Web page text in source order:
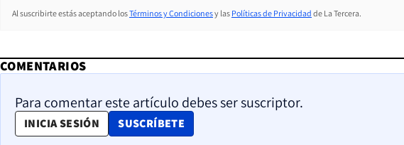
Al suscribirte estás aceptando losTérminos y Condicionesy las Políticas de Privacidad de La Tercera.
COMENTARIOS
Para comentar este artículo debes ser suscriptor.
INICIA SESIÓN SUSCRÍBETE
OPENS IN NEW WINDOW